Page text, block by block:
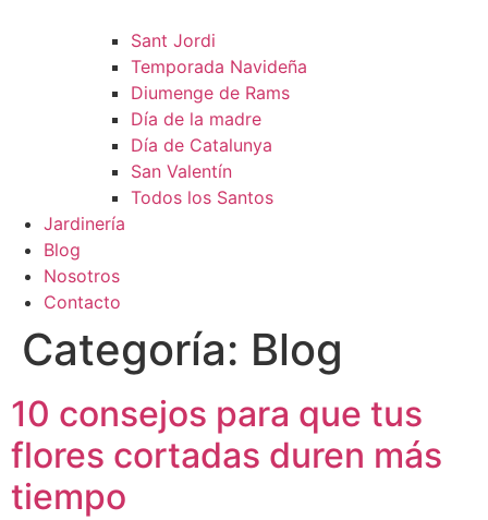
Sant Jordi
Temporada Navideña
Diumenge de Rams
Día de la madre
Día de Catalunya
San Valentín
Todos los Santos
Jardinería
Blog
Nosotros
Contacto
Categoría: Blog
10 consejos para que tus
flores cortadas duren más
tiempo